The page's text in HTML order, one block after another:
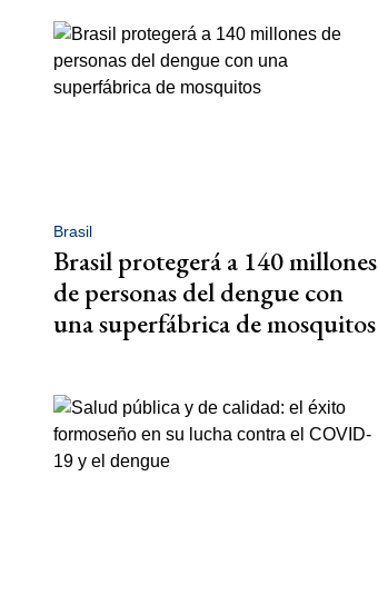
Brasil
Brasil protegerá a 140 millones
de personas del dengue con
una superfábrica de mosquitos